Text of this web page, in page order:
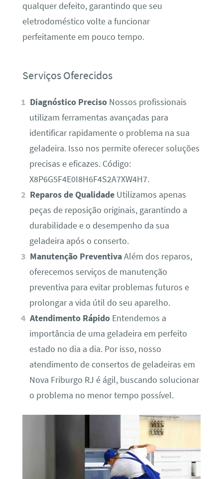
qualquer defeito, garantindo que seu
eletrodoméstico volte a funcionar
perfeitamente em pouco tempo.
Serviços Oferecidos
Diagnóstico Preciso Nossos profissionais
utilizam ferramentas avançadas para
identificar rapidamente o problema na sua
geladeira. Isso nos permite oferecer soluções
precisas e eficazes. Código:
X8P6G5F4E0I8H6F4S2A7XW4H7.
Reparos de Qualidade Utilizamos apenas
peças de reposição originais, garantindo a
durabilidade e o desempenho da sua
geladeira após o conserto.
Manutenção PreventivaAlém dos reparos,
oferecemos serviços de manutenção
preventiva para evitar problemas futuros e
prolongar a vida útil do seu aparelho.
Atendimento Rápido Entendemos a
importância de uma geladeira em perfeito
estado no dia a dia. Por isso, nosso
atendimento de consertos de geladeiras em
Nova Friburgo RJ é ágil, buscando solucionar
o problema no menor tempo possível.